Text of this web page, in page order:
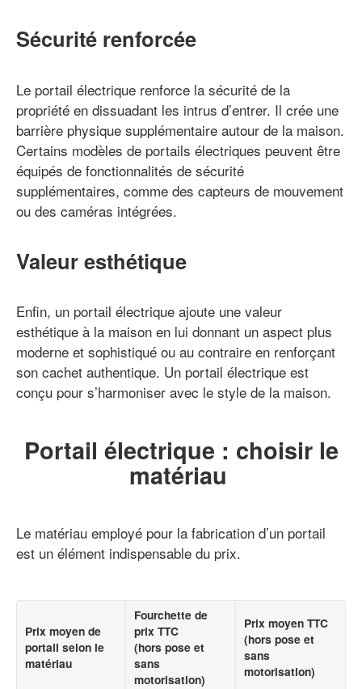
Sécurité renforcée
Le portail électrique renforce la sécurité de la
propriété en dissuadant les intrus d’entrer. Il crée une
barrière physique supplémentaire autour de la maison.
Certains modèles de portails électriques peuvent être
équipés de fonctionnalités de sécurité
supplémentaires, comme des capteurs de mouvement
ou des caméras intégrées.
Valeur esthétique
Enfin, un portail électrique ajoute une valeur
esthétique à la maison en lui donnant un aspect plus
moderne et sophistiqué ou au contraire en renforçant
son cachet authentique. Un portail électrique est
conçu pour s’harmoniser avec le style de la maison.
Portail électrique : choisir le
matériau
Le matériau employé pour la fabrication d’un portail
est un élément indispensable du prix.
Prix moyen de
portail selon le
matériau
Fourchette de
prix TTC
(hors pose et
sans
motorisation)
Prix moyen TTC
(hors pose et
sans
motorisation)